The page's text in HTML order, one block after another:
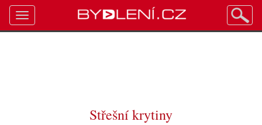
Střešní krytiny
Toggle
navigation